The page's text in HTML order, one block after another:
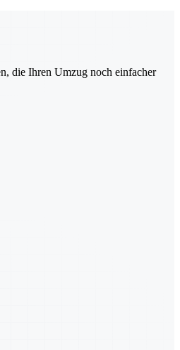
die Ihren Umzug noch einfacher